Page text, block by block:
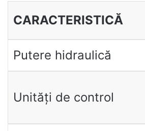
CARACTERISTICĂ
Putere hidraulică
Unități de control